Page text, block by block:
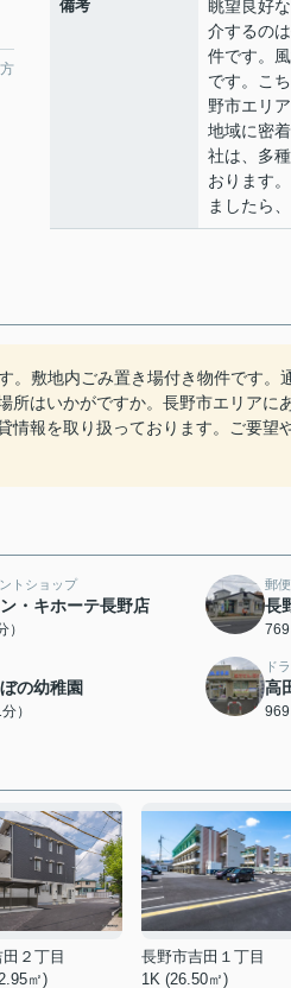
備考
眺望良好
介するの
件です。
です。こ
野市エリ
地域に密
社は、多
おります
ましたら
。敷地内ごみ置き場付き物件です。
所はいかがですか。長野市エリアに
報を取り扱っております。ご要望
トショップ
・キホーテ長野店
郵
長
769
の幼稚園
）
ド
高
969
２丁目
㎡)
長野市吉田１丁目
1K (26.50㎡)